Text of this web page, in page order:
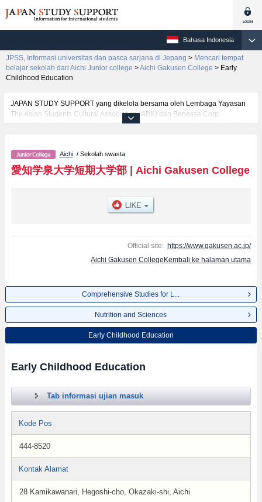
Bahasa Indonesia
JPSS, Informasi universitas dan pasca sarjana di Jepang > Mencari tempat
belajar sekolah dari Aichi Junior college >Aichi Gakusen College > Early
Childhood Education
JAPAN STUDY SUPPORT yang dikelola bersama oleh Lembaga Yayasan
The Asian Students Cultural Association (ABK) dan Benesse Corp.
menyediakan informasi sekitar 1300 universitas, pascasarjana, universitas
informasi per fakultas seperti Fakultas Comprehensive Studies for Life
DesignatauFakultas Nutrition and SciencesatauFakultas Early Childhood
Education, serta berbagai informasi yang berguna bagi mahasiswa(i)
ujian masuk mahasiswa(i) mancanegara, informasi mengenai ujian masuk,
prasarana kampus, akses jalan, dan lainnya. Silakan memanfaatkannya.
Aichi/ Sekolah swasta
愛知学泉大学短期大学部| Aichi Gakusen College
Official site: https://www.gakusen.ac.jp/
Aichi Gakusen CollegeKembali ke halaman utama
Comprehensive Studies for L...
Nutrition and Sciences
Early Childhood Education
Early Childhood Education
Tab informasi ujian masuk
Kode Pos
444-8520
Kontak Alamat
28 Kamikawanari, Hegoshi-cho, Okazaki-shi, Aichi